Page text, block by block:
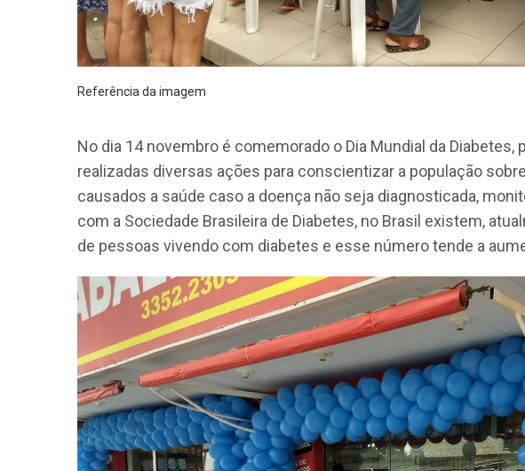
Referência da imagem
No dia 14 novembro é comemorado o Dia Mundial da Diabetes,
realizadas diversas ações para conscientizar a população
causados a saúde caso a doença não seja diagnosticada,
com a Sociedade Brasileira de Diabetes, no Brasil existem,
de pessoas vivendo com diabetes e esse número tende a